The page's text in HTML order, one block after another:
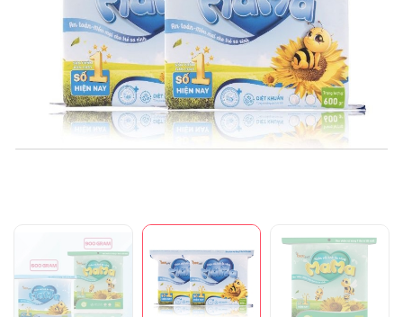
Mã giảm giá:
Ngày hết hạn: